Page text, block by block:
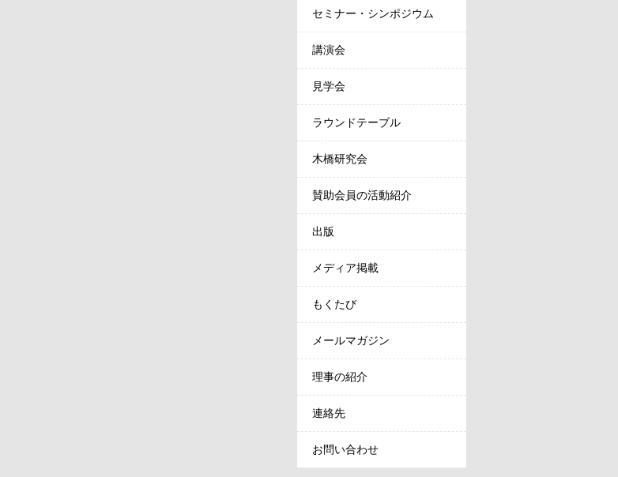
セミナー・シンポジウム
講演会
見学会
ラウンドテーブル
木橋研究会
賛助会員の活動紹介
出版
メディア掲載
もくたび
メールマガジン
理事の紹介
連絡先
お問い合わせ